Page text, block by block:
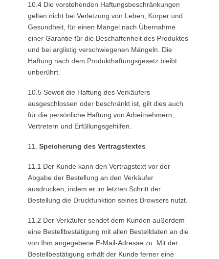
10.4 Die vorstehenden Haftungsbeschränkungen
gelten nicht bei Verletzung von Leben, Körper und
Gesundheit, für einen Mangel nach Übernahme
einer Garantie für die Beschaffenheit des Produktes
und bei arglistig verschwiegenen Mängeln. Die
Haftung nach dem Produkthaftungsgesetz bleibt
unberührt.
10.5 Soweit die Haftung des Verkäufers
ausgeschlossen oder beschränkt ist, gilt dies auch
für die persönliche Haftung von Arbeitnehmern,
Vertretern und Erfüllungsgehilfen.
11. Speicherung des Vertragstextes
11.1 Der Kunde kann den Vertragstext vor der
Abgabe der Bestellung an den Verkäufer
ausdrucken, indem er im letzten Schritt der
Bestellung die Druckfunktion seines Browsers nutzt.
11.2 Der Verkäufer sendet dem Kunden außerdem
eine Bestellbestätigung mit allen Bestelldaten an die
von Ihm angegebene E-Mail-Adresse zu. Mit der
Bestellbestätigung erhält der Kunde ferner eine